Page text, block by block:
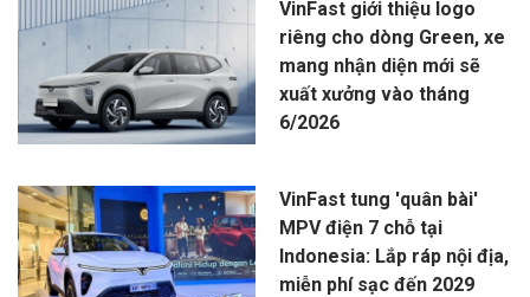
VinFast giới thiệu logo
riêng cho dòng Green, xe
mang nhận diện mới sẽ
xuất xưởng vào tháng
6/2026
VinFast tung 'quân bài'
MPV điện 7 chỗ tại
Indonesia: Lắp ráp nội địa,
miễn phí sạc đến 2029